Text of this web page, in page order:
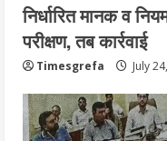
निर्धारित मानक व
परीक्षण, तब कार्रवाई
Timesgrefa July